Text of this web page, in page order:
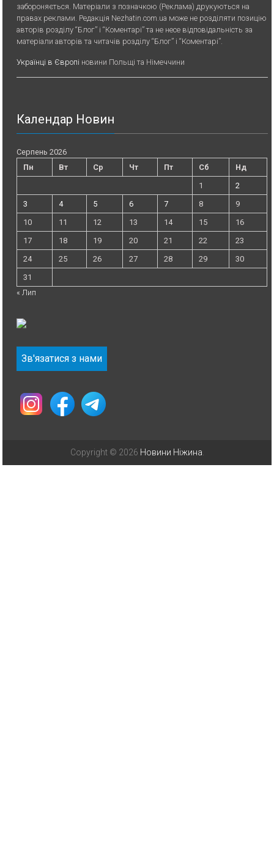
забороняється. Матеріали з позначкою (Реклама) друкуються на
правах реклами. Редакція Nezhatin.com.ua може не розділяти позицію
авторів розділу “Блог” і “Коментарі” та не несе відповідальність за
матеріали авторів та читачів розділу “Блог” і “Коментарі”.
Українці в Європі новини Польщі та Німеччини
Календар Новин
Серпень 2026
Пн
Вт Ср Чт Пт Сб
Нд
1
2
3
4 5 6 7 8
9
10
11 12 13 14 15
16
17
18 19 20 21 22
23
24
25 26 27 28 29
30
31
« Лип
Зв'язатися з нами
Copyright © 2026 Новини Ніжина